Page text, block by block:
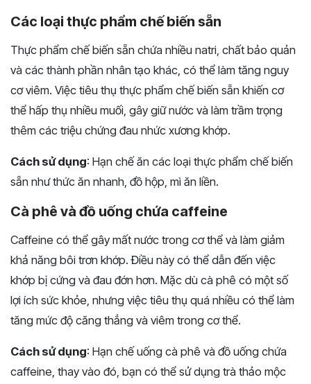
Các loại thực phẩm chế biến sẵn
Thực phẩm chế biến sẵn chứa nhiều natri, chất bảo quản
và các thành phần nhân tạo khác, có thể làm tăng nguy
cơ viêm. Việc tiêu thụ thực phẩm chế biến sẵn khiến cơ
thể hấp thụ nhiều muối, gây giữ nước và làm trầm trọng
thêm các triệu chứng đau nhức xương khớp.
Cách sử dụng: Hạn chế ăn các loại thực phẩm chế biến
sẵn như thức ăn nhanh, đồ hộp, mì ăn liền.
Cà phê và đồ uống chứa caffeine
Caffeine có thể gây mất nước trong cơ thể và làm giảm
khả năng bôi trơn khớp. Điều này có thể dẫn đến việc
khớp bị cứng và đau đớn hơn. Mặc dù cà phê có một số
lợi ích sức khỏe, nhưng việc tiêu thụ quá nhiều có thể làm
tăng mức độ căng thẳng và viêm trong cơ thể.
Cách sử dụng: Hạn chế uống cà phê và đồ uống chứa
caffeine, thay vào đó, bạn có thể sử dụng trà thảo mộc